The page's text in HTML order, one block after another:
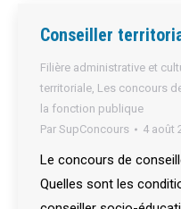
Conseiller
Filière administrative et
territoriale, Les concours
la fonction publique
Par SupConcours 4 août
Le concours de
Quelles sont les